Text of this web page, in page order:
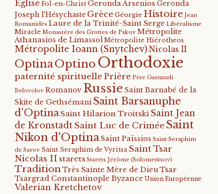
Eglise Fol-en-Christ Geronda Arsenios Geronda
Joseph l'Hésychaste Grèce Géorgie Histoire Jean
Romanidès Laure de la Trinité-Saint Serge Libéralisme
Miracle Monastère des Grottes de Pskov Métropolite
Athanasios de Limassol Métropolite Hiérotheos
Métropolite Ioann (Snytchev) Nicolas II
OptinaOptino Orthodoxie
paternité spirituelle Prière Père Guennadi
Belovolov Romanov Russie Saint Barnabé de la
Skite de Gethsémani Saint Barsanuphe
d'OptinaSaint Hilarion Troitski Saint Jean
de KronstadtSaint Luc de Crimée Saint
Nikon d'OptinaSaint Païssios Saint Seraphim
de Sarov Saint Seraphim de Vyritsa Saint Tsar
Nicolas II starets Starets Jérôme (Solomentsov)
TraditionTrès Sainte Mère de DieuTsar
Tsargrad Constantinople Byzance Union Européenne
Valerian Kretchetov